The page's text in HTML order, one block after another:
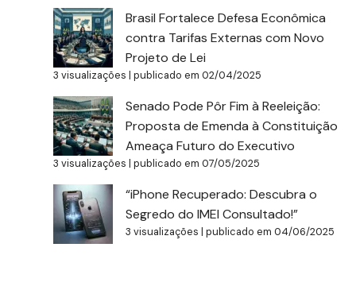
Brasil Fortalece Defesa Econômica
contra Tarifas Externas com Novo
Projeto de Lei
3 visualizações |publicado em 02/04/2025
Senado Pode Pôr Fim à Reeleição:
Proposta de Emenda à Constituição
Ameaça Futuro do Executivo
3 visualizações |publicado em 07/05/2025
“iPhone Recuperado: Descubra o
Segredo do IMEI Consultado!”
3 visualizações |publicado em 04/06/2025